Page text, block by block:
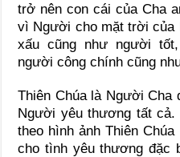
trở nên con cái của Cha
vì Người cho mặt trời của
xấu cũng như người
người công chính cũng
Thiên Chúa là Người Cha
Người yêu thương tất
theo hình ảnh Thiên
cho tình yêu thương đặc